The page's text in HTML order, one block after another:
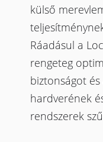
külső
Ráadásul a
rengeteg
biztonságot
hardverének
rendszerek